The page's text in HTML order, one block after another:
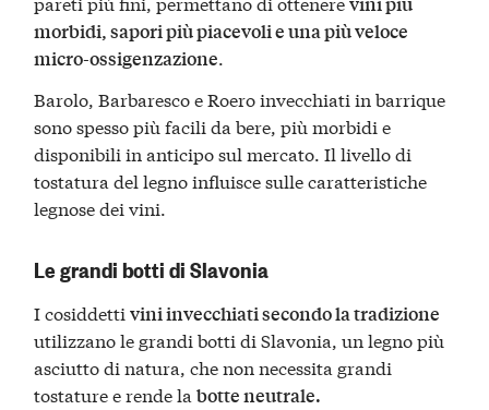
morbidi, sapori più piacevoli e una più veloce
micro-ossigenzazione.
Barolo, Barbaresco e Roero invecchiati in barrique
sono spesso più facili da bere, più morbidi e
disponibili in anticipo sul mercato. Il livello di
tostatura del legno influisce sulle caratteristiche
legnose dei vini.
Le grandi botti di Slavonia
I cosiddettivini invecchiati secondo la tradizione
utilizzano le grandi botti di Slavonia, un legno più
asciutto di natura, che non necessita grandi
tostature e rende labotte neutrale.